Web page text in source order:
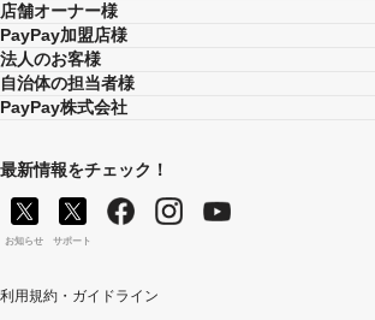
店舗オーナー様
PayPay加盟店様
法人のお客様
自治体の担当者様
PayPay株式会社
最新情報をチェック！
お知らせ サポート
利用規約・ガイドライン